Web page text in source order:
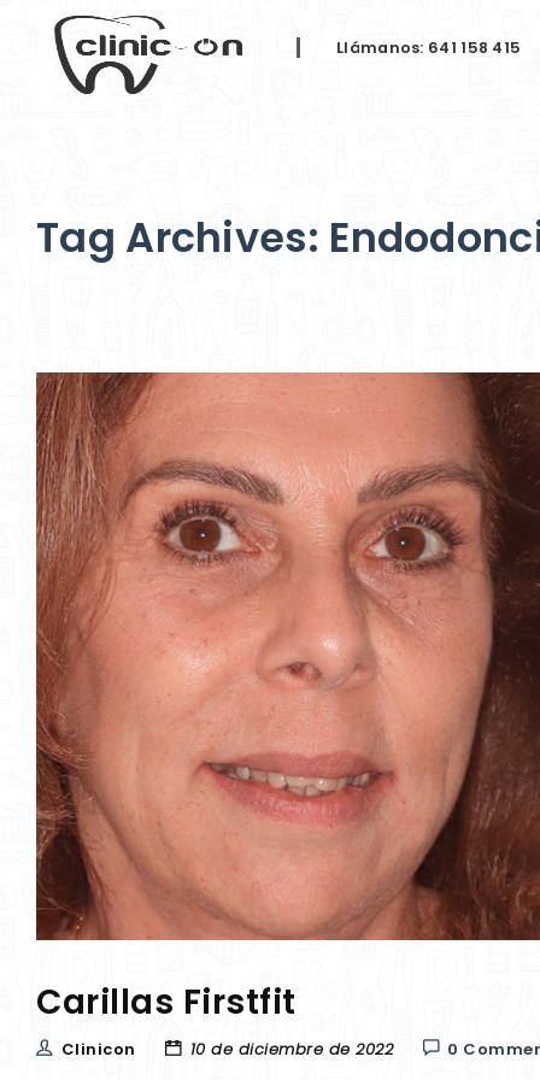
Llámanos: 641 158 415
Tag Archives:
Carillas Firstfit
Clinicon 10 de diciembre de 2022 0